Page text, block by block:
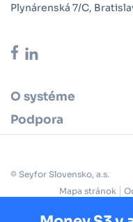
Plynárenská 7/C,
O systéme
Podpora
© Seyfor Slovensko, a.s.
Mapa stránok